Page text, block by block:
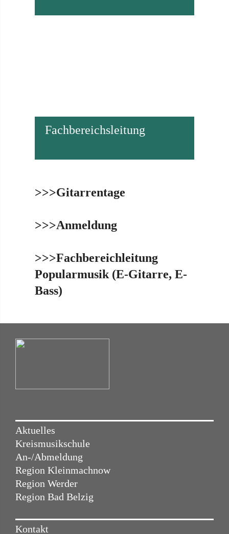
Fachbereichsleitung
>>>Gitarren­tage
>>>Anmeldung
>>>Fachbereichleitung
Popularmusik (E-Gitarre, E-
Bass)
Aktuelles
Kreismusikschule
An-/Abmeldung
Region Kleinmachnow
Region Werder
Region Bad Belzig
Kontakt